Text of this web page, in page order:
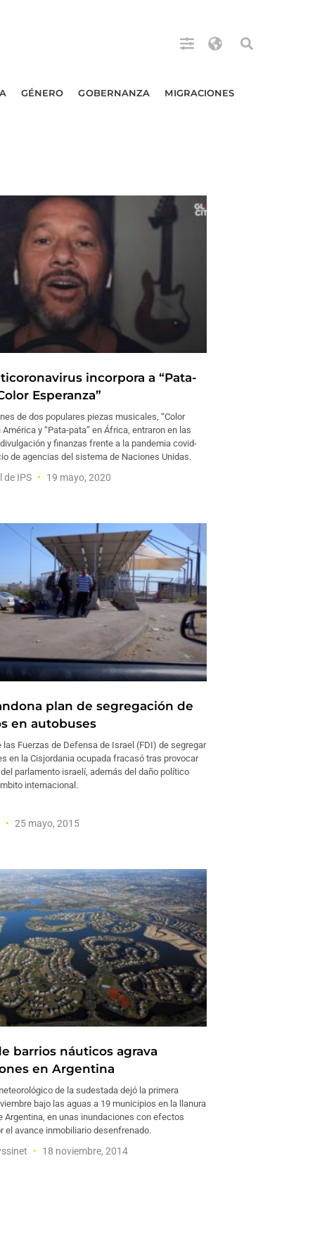
GÉNERO GOBERNANZA MIGRACIONES
incorpora a “Pata-
Esperanza”
de dos populares piezas musicales, “Color
América y “Pata-pata” en África, entraron en las
y finanzas frente a la pandemia covid-
de agencias del sistema de Naciones Unidas.
de IPS 19 mayo, 2020
plan de segregación de
en autobuses
las Fuerzas de Defensa de Israel (FDI) de segregar
en la Cisjordania ocupada fracasó tras provocar
parlamento israelí, además del daño político
internacional.
25 mayo, 2015
barrios náuticos agrava
en Argentina
de la sudestada dejó la primera
bajo las aguas a 19 municipios en la llanura
Argentina, en unas inundaciones con efectos
el avance inmobiliario desenfrenado.
18 noviembre, 2014